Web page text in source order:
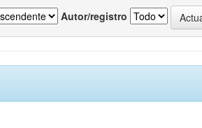
Autor/registro